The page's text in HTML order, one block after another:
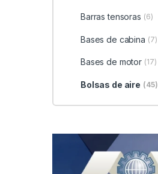
Barras tensoras (6)
Bases de cabina (7)
Bases de motor (17)
Bolsas de aire (45)